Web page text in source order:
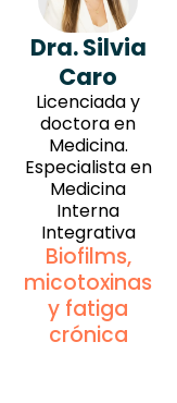
Dra. Silvia
Caro
Licenciada y
doctora en
Medicina.
Especialista en
Medicina
Interna
Integrativa
Biofilms,
micotoxinas
y fatiga
crónica